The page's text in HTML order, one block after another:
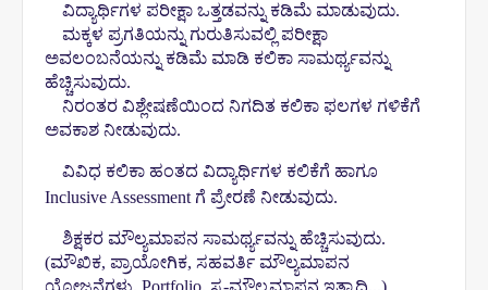
ವಿದ್ಯಾರ್ಥಿಗಳ ಪರೀಕ್ಷಾ ಒತ್ತಡವನ್ನು ಕಡಿಮೆ ಮಾಡುವುದು.
ಮಕ್ಕಳ ಪ್ರಗತಿಯನ್ನು ಗುರುತಿಸುವಲ್ಲಿ ಪರೀಕ್ಷಾ
ಅವಲಂಬನೆಯನ್ನು ಕಡಿಮೆ ಮಾಡಿ ಕಲಿಕಾ ಸಾಮರ್ಥ್ಯವನ್ನು
ಹೆಚ್ಚಿಸುವುದು.
ನಿರಂತರ ವಿಶ್ಲೇಷಣೆಯಿಂದ ನಿಗದಿತ ಕಲಿಕಾ ಫಲಗಳ ಗಳಿಕೆಗೆ
ಅವಕಾಶ ನೀಡುವುದು.
ವಿವಿಧ ಕಲಿಕಾ ಹಂತದ ವಿದ್ಯಾರ್ಥಿಗಳ ಕಲಿಕೆಗೆ ಹಾಗೂ
Inclusive Assessment ಗೆ ಪ್ರೇರಣೆ ನೀಡುವುದು.
ಶಿಕ್ಷಕರ ಮೌಲ್ಯಮಾಪನ ಸಾಮರ್ಥ್ಯವನ್ನು ಹೆಚ್ಚಿಸುವುದು.
(ಮೌಖಿಕ, ಪ್ರಾಯೋಗಿಕ, ಸಹವರ್ತಿ ಮೌಲ್ಯಮಾಪನ
ಯೋಜನೆಗಳು, Portfolio, ಸ್ವ-ಮೌಲ್ಯಮಾಪನ ಇತ್ಯಾದಿ...)